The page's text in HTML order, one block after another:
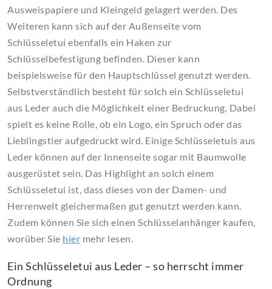
Ausweispapiere und Kleingeld gelagert werden. Des
Weiteren kann sich auf der Außenseite vom
Schlüsseletui ebenfalls ein Haken zur
Schlüsselbefestigung befinden. Dieser kann
beispielsweise für den Hauptschlüssel genutzt werden.
Selbstverständlich besteht für solch ein Schlüsseletui
aus Leder auch die Möglichkeit einer Bedruckung. Dabei
spielt es keine Rolle, ob ein Logo, ein Spruch oder das
Lieblingstier aufgedruckt wird. Einige Schlüsseletuis aus
Leder können auf der Innenseite sogar mit Baumwolle
ausgerüstet sein. Das Highlight an solch einem
Schlüsseletui ist, dass dieses von der Damen- und
Herrenwelt gleichermaßen gut genutzt werden kann.
Zudem können Sie sich einen Schlüsselanhänger kaufen,
worüber Sie hier mehr lesen.
Ein Schlüsseletui aus Leder – so herrscht immer
Ordnung